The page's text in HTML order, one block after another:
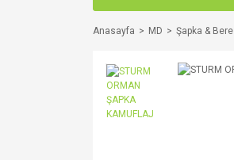
Anasayfa MD Şapka & Bere